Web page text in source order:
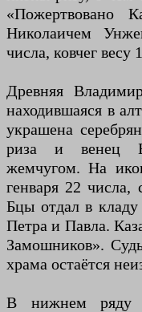
«Пожертвовано
Николаичем
числа, ковчег весу
Древняя
находившаяся в
украшена
риза и венец
жемчугом. На
генваря 22 числа,
Бцы отдал в
Петра и Павла.
Замошников».
храма остаётся
В нижнем ряду